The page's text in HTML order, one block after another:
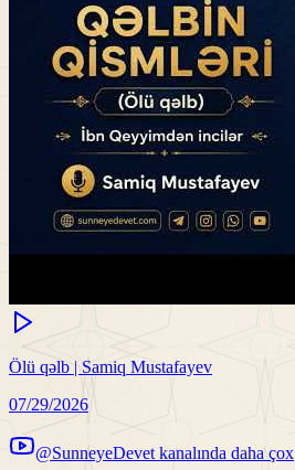
Ölü qəlb | Samiq Mustafayev
07/29/2026
@SunneyeDevet kanalında daha çox